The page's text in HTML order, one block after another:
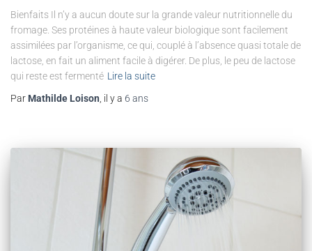
Bienfaits Il n’y a aucun doute sur la grande valeur nutritionnelle du
fromage. Ses protéines à haute valeur biologique sont facilement
assimilées par l’organisme, ce qui, couplé à l’absence quasi totale de
lactose, en fait un aliment facile à digérer. De plus, le peu de lactose
qui reste est fermenté Lire la suite
Par Mathilde Loison , il y a 6 ans